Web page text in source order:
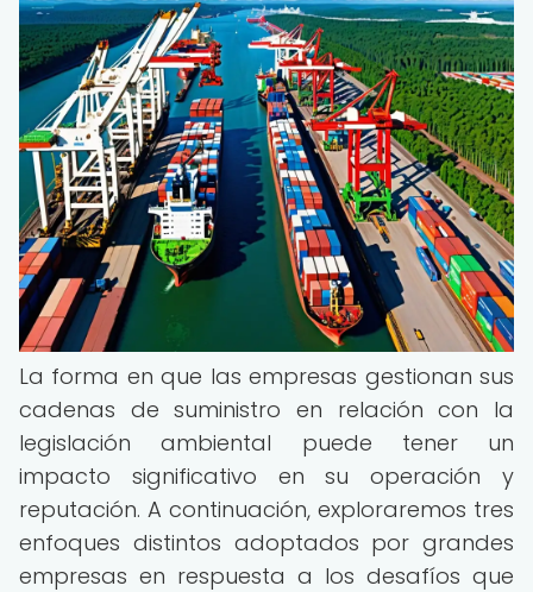
La forma en que las empresas gestionan sus
cadenas de suministro en relación con la
legislación ambiental puede tener un
impacto significativo en su operación y
reputación. A continuación, exploraremos tres
enfoques distintos adoptados por grandes
empresas en respuesta a los desafíos que